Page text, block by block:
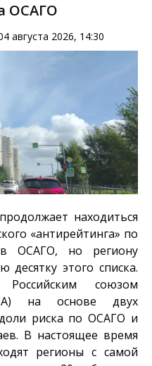
ОСАГО
августа 2026, 14:30
находиться
«антирейтинга» по
в ОСАГО, но региону
десятку этого списка.
Российским союзом
на основе двух
риска по ОСАГО и
В настоящее время
регионы с самой